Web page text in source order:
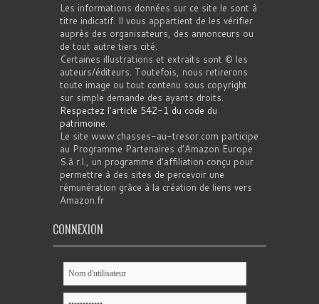
Les informations données sur ce site le sont à
titre indicatif. Il vous appartient de les vérifier
auprès des organisateurs, des annonceurs ou
de tout autre tiers cité.
Certaines illustrations et extraits sont © les
auteurs/éditeurs. Toutefois, nous retirerons
toute image ou tout contenu sous copyright
sur simple demande des ayants droits.
Respectez l'article 542-1 du code du
patrimoine.
Le site www.chasses-au-tresor.com participe
au Programme Partenaires d’Amazon Europe
S.à r.l., un programme d’affiliation conçu pour
permettre à des sites de percevoir une
rémunération grâce à la création de liens vers
Amazon.fr
CONNEXION